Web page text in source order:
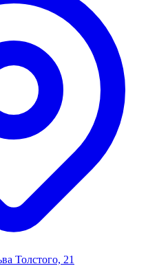
Толстого, 21